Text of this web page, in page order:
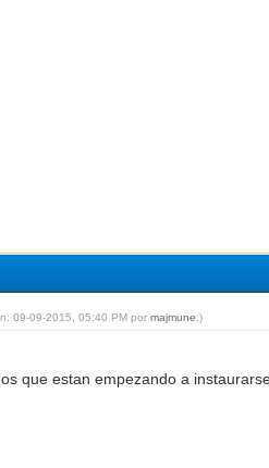
09-09-2015, 05:40 PM pormajmune .)
que estan empezando a